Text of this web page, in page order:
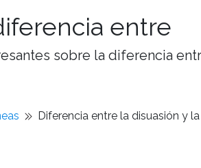
entre
sobre la diferencia
Diferencia entre la disuasión y